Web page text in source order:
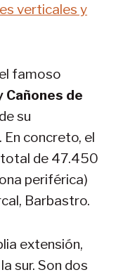
verticales y
famoso
Cañones de
su
concreto, el
total de 47.450
periférica)
Barbastro.
extensión,
sur. Son dos